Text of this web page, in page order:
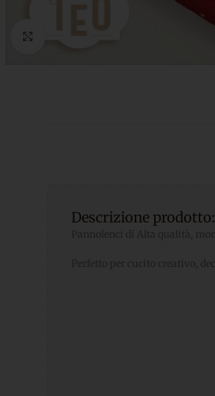
Descrizione prodotto: